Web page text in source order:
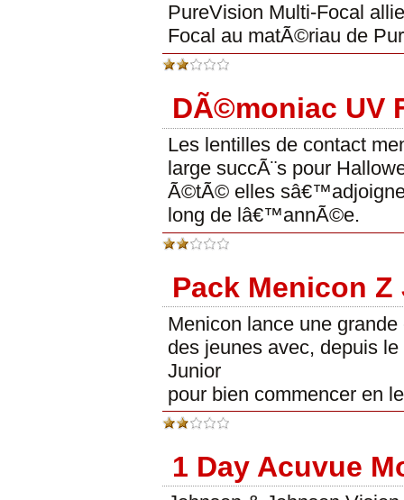
PureVision Multi-Focal
Focal au matÃ©riau de
DÃ©moniac UV
Les lentilles de contact
large succÃ¨s pour
Ã©tÃ© elles
long de lâ€™annÃ©e.
Pack Menicon
Menicon lance une
des jeunes avec, depuis
Junior
pour bien commencer en
1 Day Acuvue